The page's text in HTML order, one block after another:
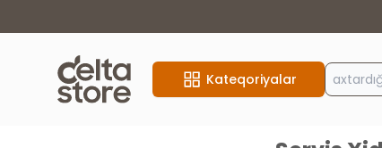
Kateqoriyalar